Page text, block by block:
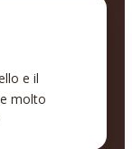
e il
molto